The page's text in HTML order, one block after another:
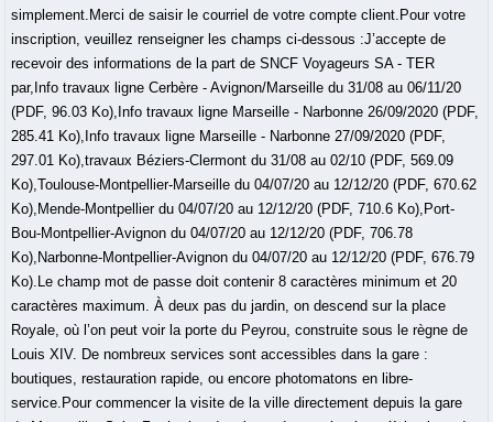
simplement.Merci de saisir le courriel de votre compte client.Pour votre
inscription, veuillez renseigner les champs ci-dessous :J’accepte de
recevoir des informations de la part de SNCF Voyageurs SA - TER
par,Info travaux ligne Cerbère - Avignon/Marseille du 31/08 au 06/11/20
(PDF, 96.03 Ko),Info travaux ligne Marseille - Narbonne 26/09/2020 (PDF,
285.41 Ko),Info travaux ligne Marseille - Narbonne 27/09/2020 (PDF,
297.01 Ko),travaux Béziers-Clermont du 31/08 au 02/10 (PDF, 569.09
Ko),Toulouse-Montpellier-Marseille du 04/07/20 au 12/12/20 (PDF, 670.62
Ko),Mende-Montpellier du 04/07/20 au 12/12/20 (PDF, 710.6 Ko),Port-
Bou-Montpellier-Avignon du 04/07/20 au 12/12/20 (PDF, 706.78
Ko),Narbonne-Montpellier-Avignon du 04/07/20 au 12/12/20 (PDF, 676.79
Ko).Le champ mot de passe doit contenir 8 caractères minimum et 20
caractères maximum. À deux pas du jardin, on descend sur la place
Royale, où l’on peut voir la porte du Peyrou, construite sous le règne de
Louis XIV. De nombreux services sont accessibles dans la gare :
boutiques, restauration rapide, ou encore photomatons en libre-
service.Pour commencer la visite de la ville directement depuis la gare